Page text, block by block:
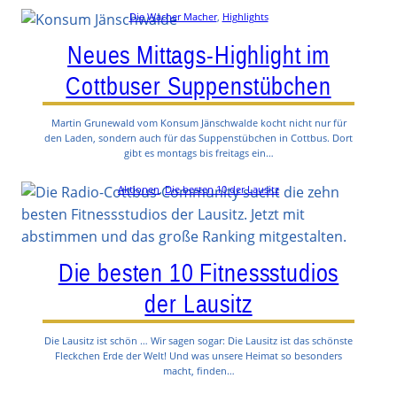
Die Wacher Macher, Highlights
Neues Mittags-Highlight im
Cottbuser Suppenstübchen
Martin Grunewald vom Konsum Jänschwalde kocht nicht nur für
den Laden, sondern auch für das Suppenstübchen in Cottbus. Dort
gibt es montags bis freitags ein…
Aktionen, Die besten 10 der Lausitz
Die besten 10 Fitnessstudios
der Lausitz
Die Lausitz ist schön … Wir sagen sogar: Die Lausitz ist das schönste
Fleckchen Erde der Welt! Und was unsere Heimat so besonders
macht, finden…